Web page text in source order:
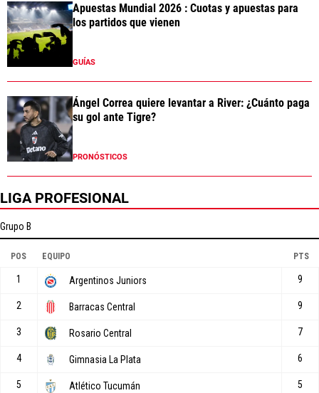
Apuestas Mundial 2026 : Cuotas y apuestas para
los partidos que vienen
GUÍAS
Ángel Correa quiere levantar a River: ¿Cuánto paga
su gol ante Tigre?
PRONÓSTICOS
LIGA PROFESIONAL